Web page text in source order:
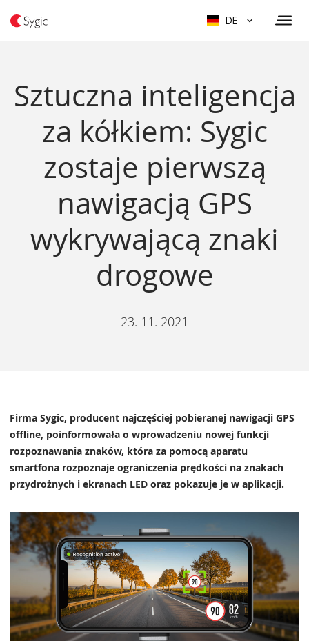
DE
Sztuczna inteligencja
za kółkiem: Sygic
zostaje pierwszą
nawigacją GPS
wykrywającą znaki
drogowe
23. 11. 2021
Firma Sygic, producent najczęściej pobieranej nawigacji GPS
offline, poinformowała o wprowadzeniu nowej funkcji
rozpoznawania znaków, która za pomocą aparatu
smartfona rozpoznaje ograniczenia prędkości na znakach
przydrożnych i ekranach LED oraz pokazuje je w aplikacji.